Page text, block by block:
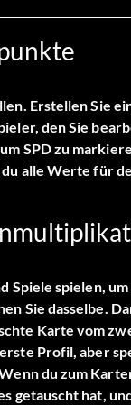
Erstellen Sie
den Sie
SPD zu
alle Werte für
Spiele spielen,
Sie dasselbe.
Karte vom
Profil, aber
du zum
getauscht hat,